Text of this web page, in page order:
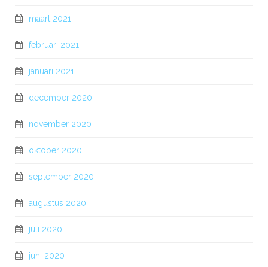
maart 2021
februari 2021
januari 2021
december 2020
november 2020
oktober 2020
september 2020
augustus 2020
juli 2020
juni 2020